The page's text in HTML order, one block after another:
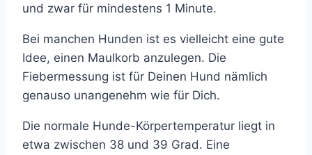
und zwar für mindestens 1 Minute.
Bei manchen Hunden ist es vielleicht eine gute
Idee, einen Maulkorb anzulegen. Die
Fiebermessung ist für Deinen Hund nämlich
genauso unangenehm wie für Dich.
Die normale Hunde-Körpertemperatur liegt in
etwa zwischen 38 und 39 Grad. Eine